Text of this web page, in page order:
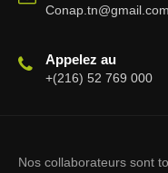
Conap.tn@gmail.com
Appelez au
+(216) 52 769 000
Nos collaborateurs sont